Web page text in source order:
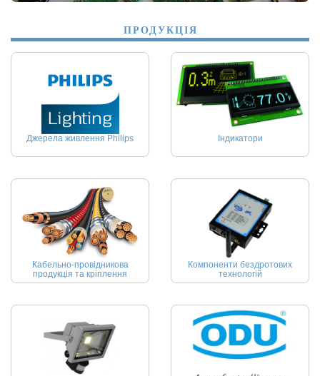
ПРОДУКЦІЯ
Джерела живлення Philips Індикатори
Кабельно-провідникова
продукція та кріплення
Компоненти бездротових
технологій